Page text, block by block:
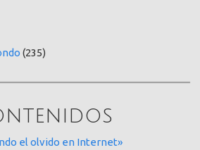
(235)
el olvido en Internet»